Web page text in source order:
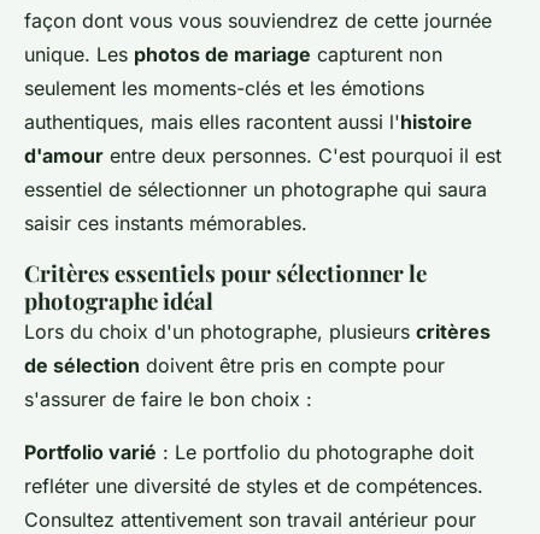
façon dont vous vous souviendrez de cette journée
unique. Les photos de mariage capturent non
seulement les moments-clés et les émotions
authentiques, mais elles racontent aussi l'histoire
d'amour entre deux personnes. C'est pourquoi il est
essentiel de sélectionner un photographe qui saura
saisir ces instants mémorables.
Critères essentiels pour sélectionner le
photographe idéal
Lors du choix d'un photographe, plusieurs critères
de sélection doivent être pris en compte pour
s'assurer de faire le bon choix :
Portfolio varié : Le portfolio du photographe doit
refléter une diversité de styles et de compétences.
Consultez attentivement son travail antérieur pour